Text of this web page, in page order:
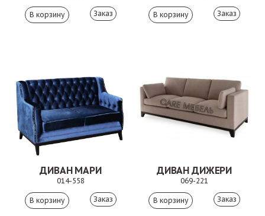
Заказ Заказ
ДИВАН МАРИ
014-558
Заказ
ДИВАН ДИЖЕРИ
069-221
Заказ